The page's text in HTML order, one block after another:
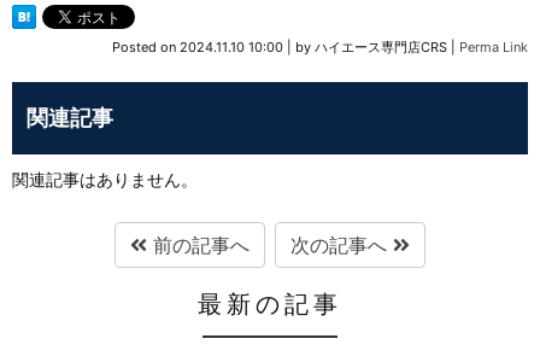
Posted on 2024.11.10 10:00 by ハイエース専門店CRS Perma Link
関連記事
関連記事はありません。
前の記事へ 次の記事へ
最新の記事